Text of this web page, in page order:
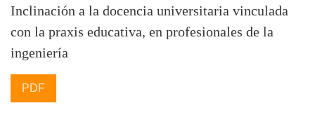
Inclinación a la docencia universitaria vinculada
con la praxis educativa, en profesionales de la
ingeniería
PDF